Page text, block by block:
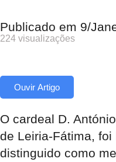
Publicado em 9/
224 visualizações
Ouvir Artigo
O cardeal D.
de Leiria-Fátima,
distinguido como